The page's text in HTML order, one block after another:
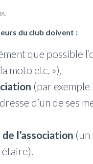
du club doivent :
que possible
moto etc. »),
(par
d’un de ses
l’association